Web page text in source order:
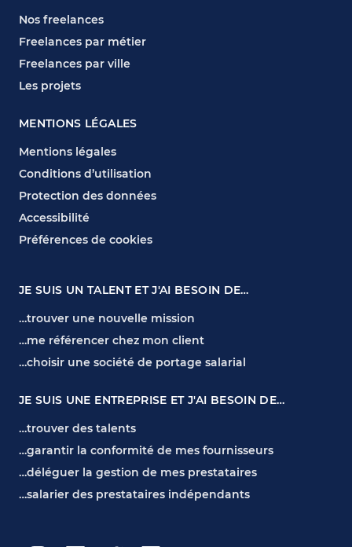
Nos freelances
Freelances par métier
Freelances par ville
Les projets
MENTIONS LÉGALES
Mentions légales
Conditions d’utilisation
Protection des données
Accessibilité
Préférences de cookies
JE SUIS UN TALENT ET J'AI BESOIN DE…
…trouver une nouvelle mission
…me référencer chez mon client
…choisir une société de portage salarial
JE SUIS UNE ENTREPRISE ET J'AI BESOIN DE…
…trouver des talents
…garantir la conformité de mes fournisseurs
…déléguer la gestion de mes prestataires
…salarier des prestataires indépendants